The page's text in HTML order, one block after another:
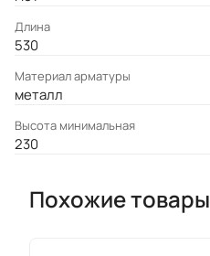
Длина
530
Материал арматуры
металл
Высота минимальная
230
Похожие товары